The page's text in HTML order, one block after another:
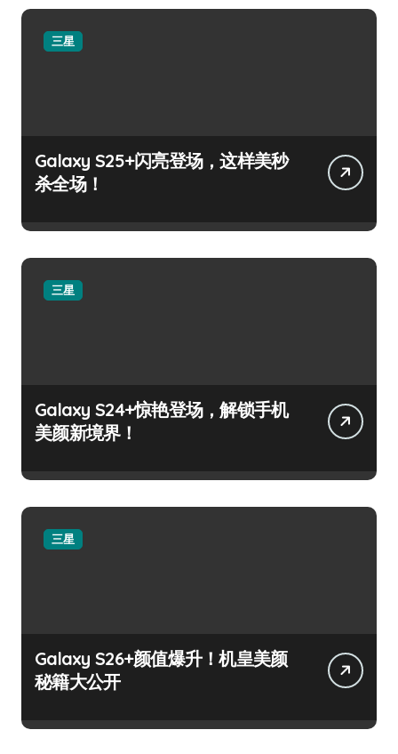
三星
Galaxy S25+闪亮登场，这样美秒
杀全场！
三星
Galaxy S24+惊艳登场，解锁手机
美颜新境界！
三星
Galaxy S26+颜值爆升！机皇美颜
秘籍大公开